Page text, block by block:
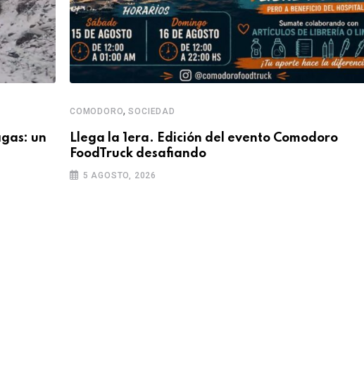
un
COMODORO,SOCIEDAD
Llega la 1era. Edición del evento Comodoro
FoodTruck desafiando
5 AGOSTO, 2026